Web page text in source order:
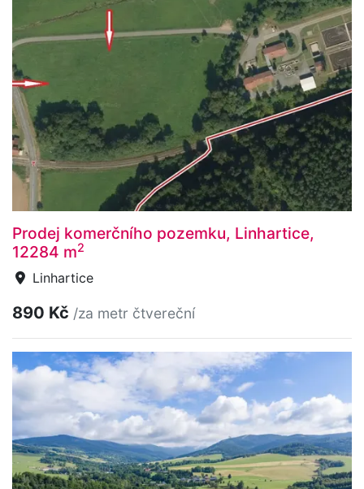
Prodej komerčního pozemku, Linhartice,
12284 m2
Linhartice
890 Kč /za metr čtvereční